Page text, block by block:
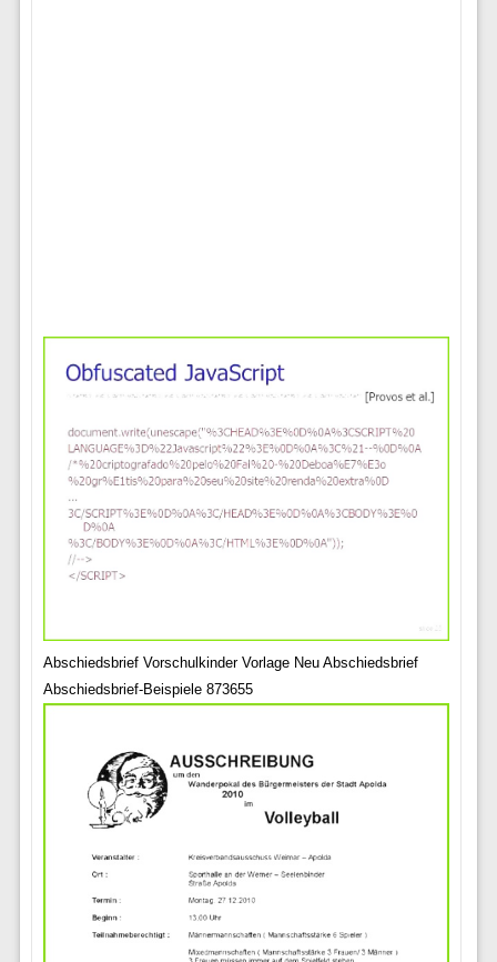
Abschiedsbrief Vorschulkinder Vorlage Neu Abschiedsbrief
Abschiedsbrief-Beispiele 873655